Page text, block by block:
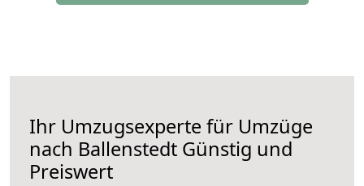
Ihr Umzugsexperte für Umzüge
nach Ballenstedt Günstig und
Preiswert